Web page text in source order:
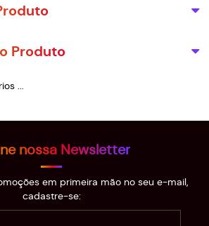
Produto
...
nossa Newsletter
em primeira mão no seu e-mail,
cadastre-se: